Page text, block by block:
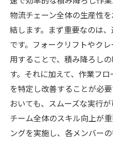
物流チェーン全体の生産性
結します。まず重要なのは
です。フォークリフトやク
用することで、積み降ろし
す。それに加えて、作業フ
を特定し改善することが必
おいても、スムーズな実行が
チーム全体のスキル向上が
ングを実施し、各メンバー